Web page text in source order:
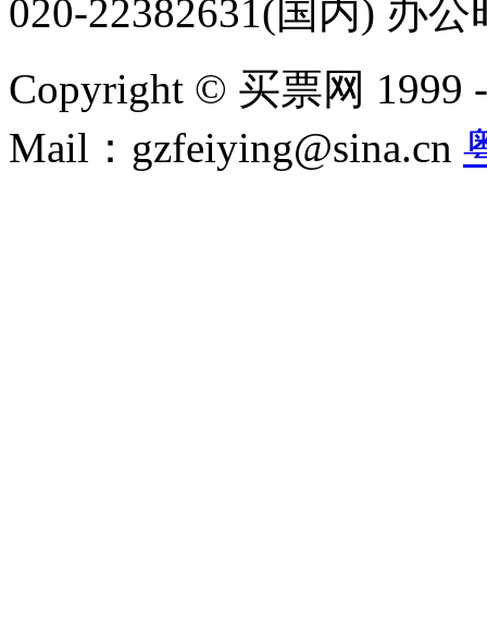
020-22382631(国内) 办
Copyright © 买票网 1999
Mail：gzfeiying@sina.cn